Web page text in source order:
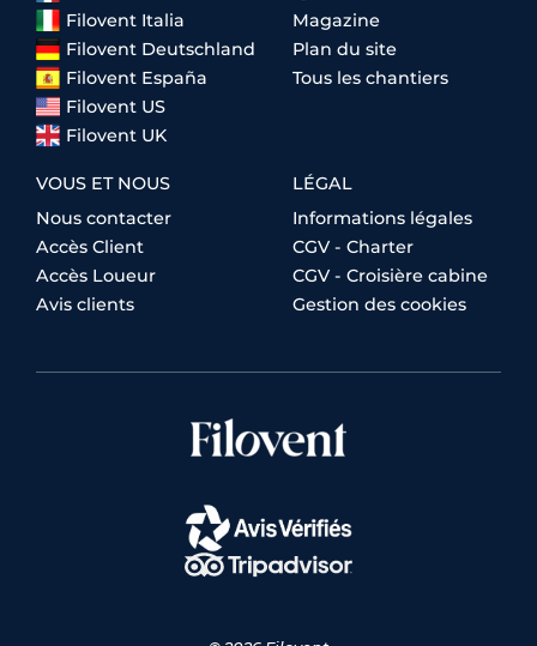
Filovent Italia
Filovent Deutschland
Filovent España
Filovent US
Filovent UK
Magazine
Plan du site
Tous les chantiers
VOUS ET NOUS
Nous contacter
Accès Client
Accès Loueur
Avis clients
LÉGAL
Informations légales
CGV - Charter
CGV - Croisière cabine
Gestion des cookies